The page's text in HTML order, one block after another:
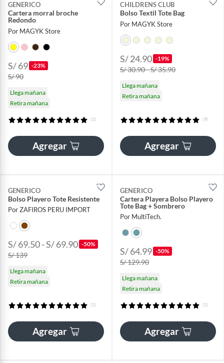
GENERICO
Cartera morral broche
Redondo
Por MAGYK Store
S/ 69 -23%
S/ 90
Llega mañana
Retira mañana
(1)
Agregar
CHILDRENS CLUB
Bolso Textil Tote Bag
Por MAGYK Store
S/ 24.90 -19%
S/ 30.90 - S/ 35.90
Llega mañana
Retira mañana
(9)
Agregar
GENERICO
Bolso Playero Tote Resistente
Por ZAFIROS PERU IMPORT
S/ 69.50 - S/ 69.90 -50%
S/ 139
Llega mañana
Retira mañana
(1)
Agregar
GENERICO
Cartera Playera Bolso Playero
Tote Bag + Sombrero
Por MultiTech.
S/ 64.99 -50%
S/ 129.90
Llega mañana
Retira mañana
(1)
Agregar